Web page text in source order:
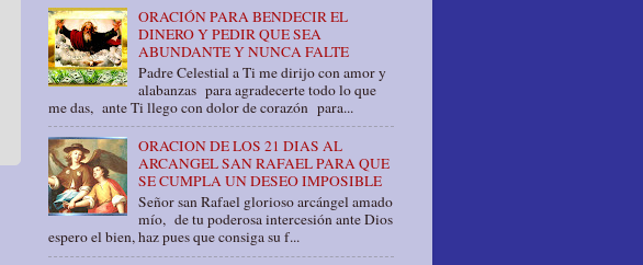
ORACIÓN PARA BENDECIR EL
DINERO Y PEDIR QUE SEA
ABUNDANTE Y NUNCA FALTE
Padre Celestial a Ti me dirijo con amor y
alabanzas para agradecerte todo lo que
me das, ante Ti llego con dolor de corazón para...
ORACION DE LOS 21 DIAS AL
ARCANGEL SAN RAFAEL PARA QUE
SE CUMPLA UN DESEO IMPOSIBLE
Señor san Rafael glorioso arcángel amado
mío, de tu poderosa intercesión ante Dios
espero el bien, haz pues que consiga su f...